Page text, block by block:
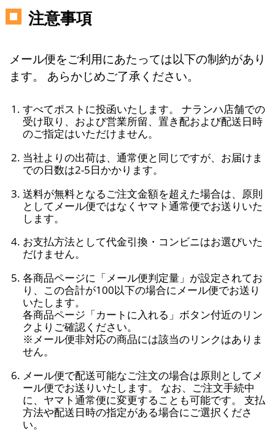
注意事項
メール便をご利用にあたっては以下の制約があり
ます。 あらかじめご了承ください。
すべてポストに投函いたします。 ナランハ店舗での
受け取り、および営業所留、置き配および配送日時
のご指定はいただけません。
当社よりの出荷は、通常便と同じですが、お届けま
での日数は2-5日かかります。
送料が無料となるご注文金額を超えた場合は、原則
としてメール便ではなくヤマト通常便でお送りいた
します。
お支払方法として代金引換・コンビニはお選びいた
だけません。
各商品ページに「メール便判定量」が設定されてお
り、この合計が100以下の場合にメール便でお送り
いたします。
各商品ページ「カートに入れる」ボタン付近のリン
クよりご確認ください。
※メール便非対応の商品には該当のリンクはありま
せん。
メール便で配送可能なご注文の場合は原則としてメ
ール便でお送りいたします。 なお、ご注文手続中
に、ヤマト通常便に変更することも可能です。 支払
方法や配送日時の指定がある場合にご選択くださ
い。